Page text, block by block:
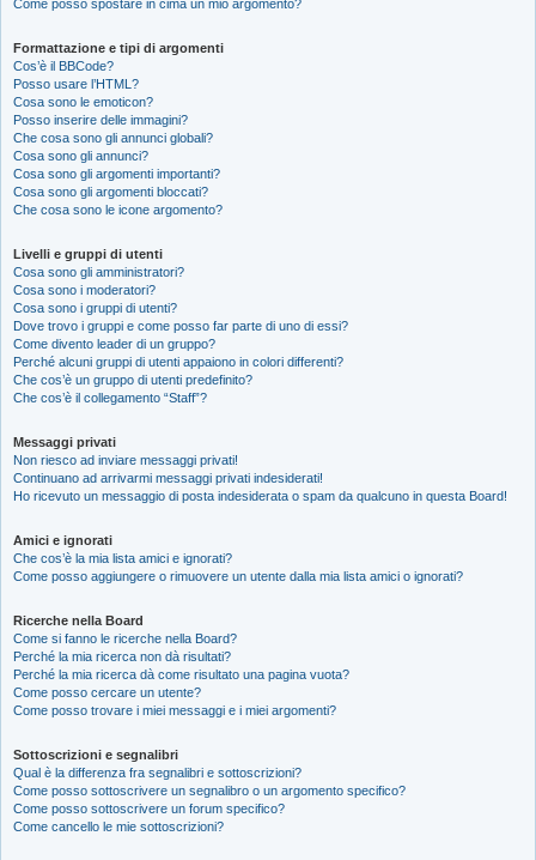
Come posso spostare in cima un mio argomento?
Formattazione e tipi di argomenti
Cos’è il BBCode?
Posso usare l’HTML?
Cosa sono le emoticon?
Posso inserire delle immagini?
Che cosa sono gli annunci globali?
Cosa sono gli annunci?
Cosa sono gli argomenti importanti?
Cosa sono gli argomenti bloccati?
Che cosa sono le icone argomento?
Livelli e gruppi di utenti
Cosa sono gli amministratori?
Cosa sono i moderatori?
Cosa sono i gruppi di utenti?
Dove trovo i gruppi e come posso far parte di uno di essi?
Come divento leader di un gruppo?
Perché alcuni gruppi di utenti appaiono in colori differenti?
Che cos’è un gruppo di utenti predefinito?
Che cos’è il collegamento “Staff”?
Messaggi privati
Non riesco ad inviare messaggi privati!
Continuano ad arrivarmi messaggi privati indesiderati!
Ho ricevuto un messaggio di posta indesiderata o spam da qualcuno in questa Board!
Amici e ignorati
Che cos’è la mia lista amici e ignorati?
Come posso aggiungere o rimuovere un utente dalla mia lista amici o ignorati?
Ricerche nella Board
Come si fanno le ricerche nella Board?
Perché la mia ricerca non dà risultati?
Perché la mia ricerca dà come risultato una pagina vuota?
Come posso cercare un utente?
Come posso trovare i miei messaggi e i miei argomenti?
Sottoscrizioni e segnalibri
Qual è la differenza fra segnalibri e sottoscrizioni?
Come posso sottoscrivere un segnalibro o un argomento specifico?
Come posso sottoscrivere un forum specifico?
Come cancello le mie sottoscrizioni?